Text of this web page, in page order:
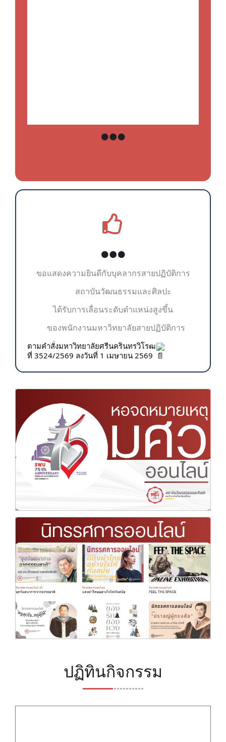
ขอแสดงความยินดีกับบุคลากรสายปฏิบัติการ
สถาบันวัฒนธรรมและศิลปะ
ได้รับการเลื่อนระดับตำแหน่งสูงขึ้น
ของพนักงานมหาวิทยาลัยสายปฏิบัติการ
ตามคำสั่งมหาวิทยาลัยศรีนครินทรวิโรฒ
ที่ 3524/2569 ลงวันที่ 1 เมษายน 2569
ปฏิทินกิจกรรม